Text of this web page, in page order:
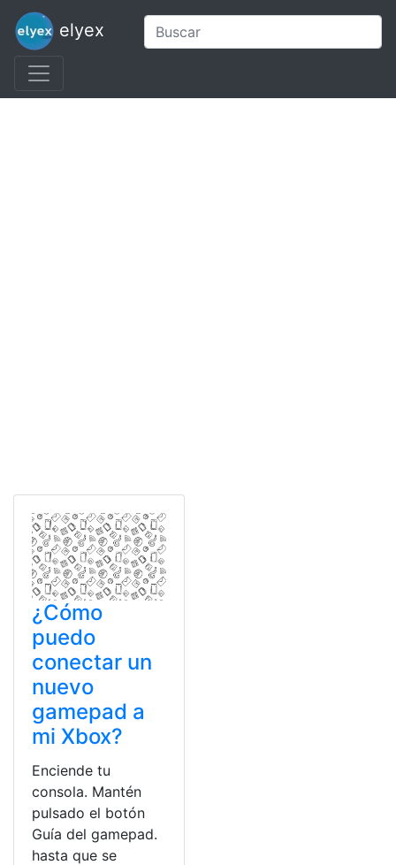
elyex
¿Cómo
puedo
conectar un
nuevo
gamepad a
mi Xbox?
Enciende tu
consola. Mantén
pulsado el botón
Guía del gamepad.
hasta que se